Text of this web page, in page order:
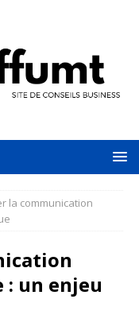
la communication
un enjeu